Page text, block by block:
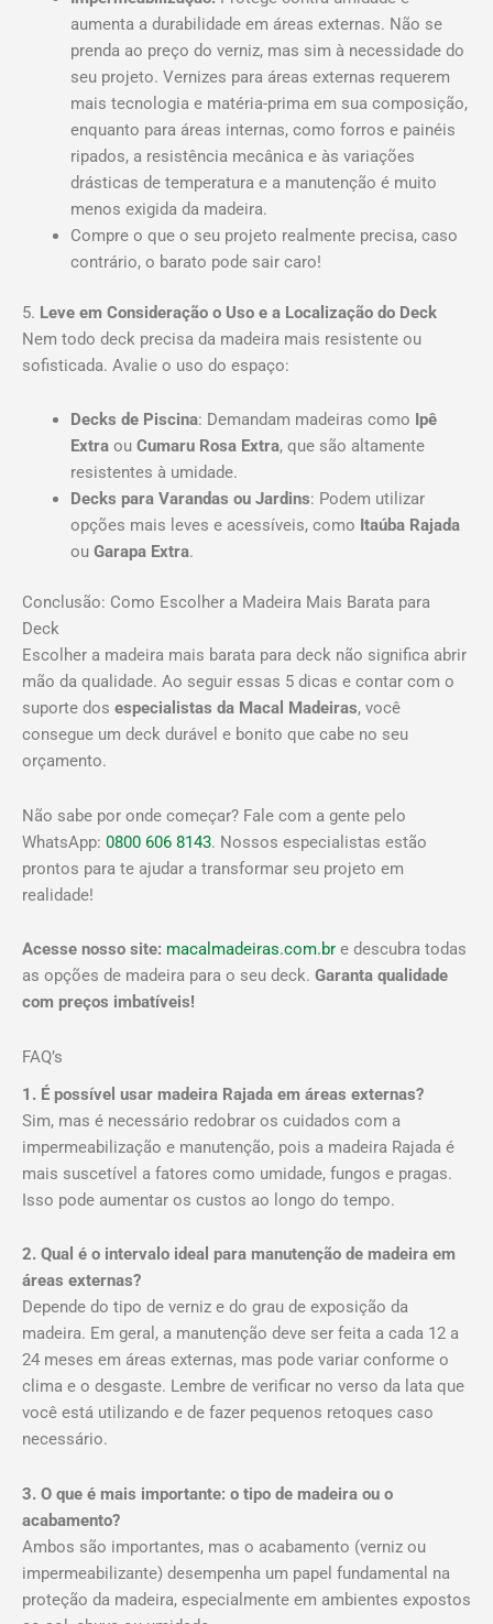
aumenta a durabilidade em áreas externas. Não se
prenda ao preço do verniz, mas sim à necessidade do
seu projeto. Vernizes para áreas externas requerem
mais tecnologia e matéria-prima em sua composição,
enquanto para áreas internas, como forros e painéis
ripados, a resistência mecânica e às variações
drásticas de temperatura e a manutenção é muito
menos exigida da madeira.
Compre o que o seu projeto realmente precisa, caso
contrário, o barato pode sair caro!
5. Leve em Consideração o Uso e a Localização do Deck
Nem todo deck precisa da madeira mais resistente ou
sofisticada. Avalie o uso do espaço:
Decks de Piscina: Demandam madeiras como Ipê
Extraou Cumaru Rosa Extra, que são altamente
resistentes à umidade.
Decks para Varandas ou Jardins: Podem utilizar
opções mais leves e acessíveis, como Itaúba Rajada
ou Garapa Extra.
Conclusão: Como Escolher a Madeira Mais Barata para
Deck
Escolher a madeira mais barata para deck não significa abrir
mão da qualidade. Ao seguir essas 5 dicas e contar com o
suporte dos especialistas da Macal Madeiras, você
consegue um deck durável e bonito que cabe no seu
orçamento.
Não sabe por onde começar? Fale com a gente pelo
WhatsApp: 0800 606 8143. Nossos especialistas estão
prontos para te ajudar a transformar seu projeto em
realidade!
Acesse nosso site: macalmadeiras.com.br e descubra todas
as opções de madeira para o seu deck. Garanta qualidade
com preços imbatíveis!
FAQ’s
1. É possível usar madeira Rajada em áreas externas?
Sim, mas é necessário redobrar os cuidados com a
impermeabilização e manutenção, pois a madeira Rajada é
mais suscetível a fatores como umidade, fungos e pragas.
Isso pode aumentar os custos ao longo do tempo.
2. Qual é o intervalo ideal para manutenção de madeira em
áreas externas?
Depende do tipo de verniz e do grau de exposição da
madeira. Em geral, a manutenção deve ser feita a cada 12 a
24 meses em áreas externas, mas pode variar conforme o
clima e o desgaste. Lembre de verificar no verso da lata que
você está utilizando e de fazer pequenos retoques caso
necessário.
3. O que é mais importante: o tipo de madeira ou o
acabamento?
Ambos são importantes, mas o acabamento (verniz ou
impermeabilizante) desempenha um papel fundamental na
proteção da madeira, especialmente em ambientes expostos